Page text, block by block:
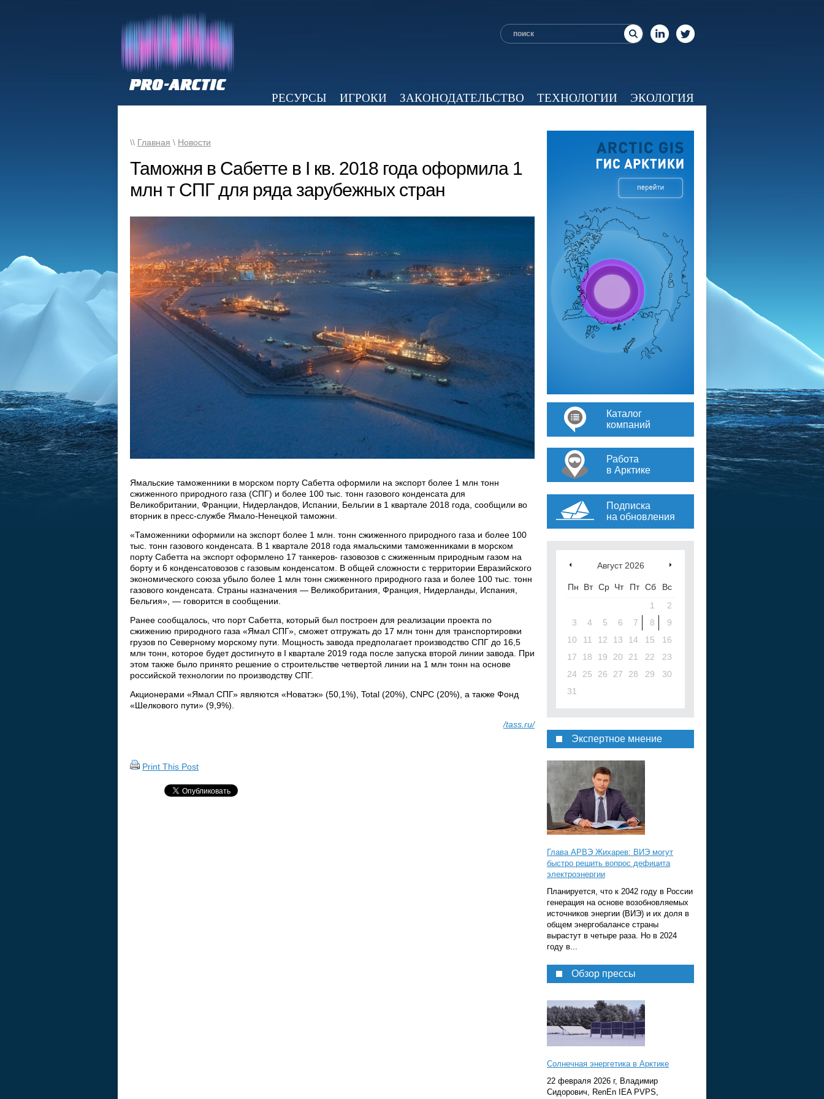
РЕСУРСЫ ИГРОКИ ЗАКОНОДАТЕЛЬСТВО ТЕХНОЛОГИИ
ЭКОЛОГИЯ
\\ Главная \ Новости
Таможня в Сабетте в I кв. 2018 года оформила 1
млн т СПГ для ряда зарубежных стран
Ямальские таможенники в морском порту Сабетта оформили на экспорт более 1 млн тонн
сжиженного природного газа (СПГ) и более 100 тыс. тонн газового конденсата для
Великобритании, Франции, Нидерландов, Испании, Бельгии в 1 квартале 2018 года, сообщили во
вторник в пресс-службе Ямало-Ненецкой таможни.
«Таможенники оформили на экспорт более 1 млн. тонн сжиженного природного газа и более 100
тыс. тонн газового конденсата. В 1 квартале 2018 года ямальскими таможенниками в морском
порту Сабетта на экспорт оформлено 17 танкеров- газовозов с сжиженным природным газом на
борту и 6 конденсатовозов с газовым конденсатом. В общей сложности с территории Евразийского
экономического союза убыло более 1 млн тонн сжиженного природного газа и более 100 тыс. тонн
газового конденсата. Страны назначения — Великобритания, Франция, Нидерланды, Испания,
Бельгия», — говорится в сообщении.
Ранее сообщалось, что порт Сабетта, который был построен для реализации проекта по
сжижению природного газа «Ямал СПГ», сможет отгружать до 17 млн тонн для транспортировки
грузов по Северному морскому пути. Мощность завода предполагает производство СПГ до 16,5
млн тонн, которое будет достигнуто в I квартале 2019 года после запуска второй линии завода. При
этом также было принято решение о строительстве четвертой линии на 1 млн тонн на основе
российской технологии по производству СПГ.
Акционерами «Ямал СПГ» являются «Новатэк» (50,1%), Total (20%), CNPC (20%), а также Фонд
«Шелкового пути» (9,9%).
/tass.ru/
Print This Post
Каталог
компаний
Работа
в Арктике
Подписка
на обновления
Август 2026
Пн Вт Ср Чт Пт Сб
Вс
1
2
3
4 5 6 7 8
9
10
11 12 13 14 15
16
17
18 19 20 21 22
23
24
25 26 27 28 29
30
31
Экспертное мнение
Глава АРВЭ Жихарев: ВИЭ могут
быстро решить вопрос дефицита
электроэнергии
Планируется, что к 2042 году в России
генерация на основе возобновляемых
источников энергии (ВИЭ) и их доля в
общем энергобалансе страны
вырастут в четыре раза. Но в 2024
году в...
Обзор прессы
Солнечная энергетика в Арктике
22 февраля 2026 г, Владимир
Сидорович, RenEn IEA PVPS,